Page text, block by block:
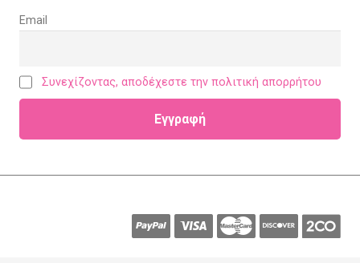
Email
Συνεχίζοντας, αποδέχεστε την πολιτική απορρήτου